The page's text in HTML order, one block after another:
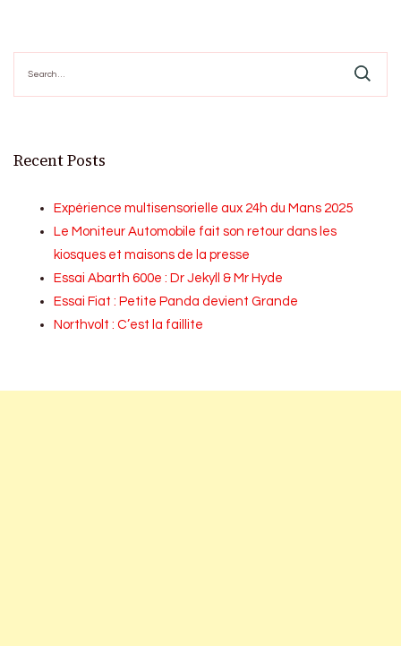
for:
Recent Posts
Expérience multisensorielle aux 24h du Mans 2025
Le Moniteur Automobile fait son retour dans les
kiosques et maisons de la presse
Essai Abarth 600e : Dr Jekyll & Mr Hyde
Essai Fiat : Petite Panda devient Grande
Northvolt : C’est la faillite